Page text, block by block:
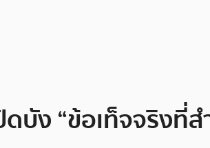
บัง “ข้อเท็จจริงที่